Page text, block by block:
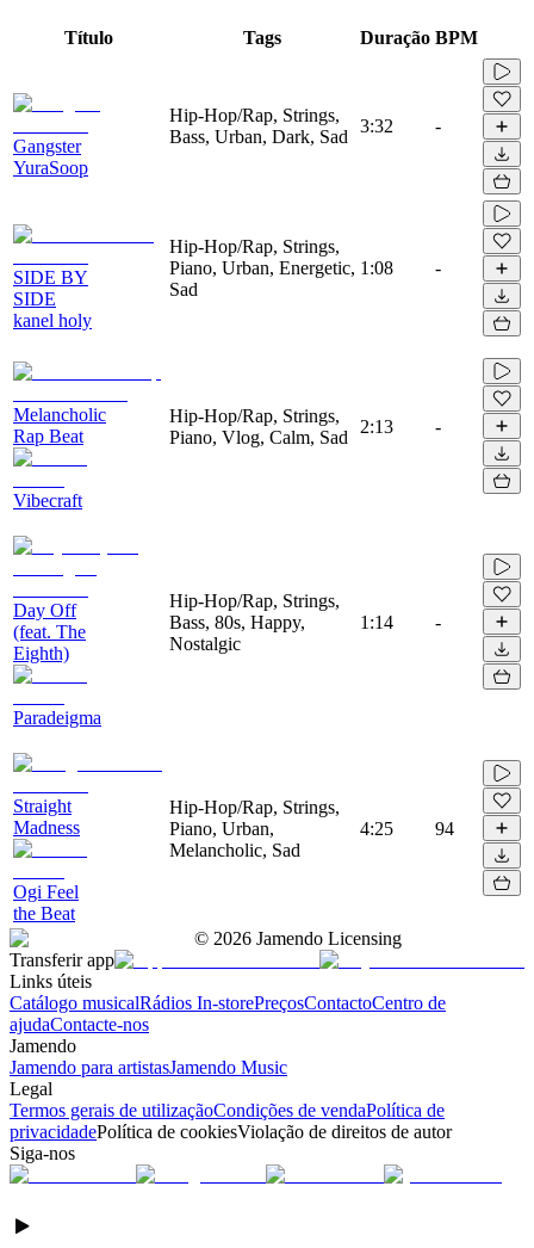
Título Tags Duração BPM
Gangster
YuraSoop
Hip-Hop/Rap, Strings,
Bass, Urban, Dark, Sad
3:32 -
SIDE BY
SIDE
kanel holy
Hip-Hop/Rap, Strings,
Piano, Urban, Energetic,
Sad
1:08 -
Melancholic
Rap Beat
Vibecraft
Hip-Hop/Rap, Strings,
Piano, Vlog, Calm, Sad
2:13 -
Day Off
(feat. The
Eighth)
Paradeigma
Hip-Hop/Rap, Strings,
Bass, 80s, Happy,
Nostalgic
1:14 -
Straight
Madness
Ogi Feel
the Beat
Hip-Hop/Rap, Strings,
Piano, Urban,
Melancholic, Sad
4:25 94
© 2026 Jamendo Licensing
Transferir app
Links úteis
Catálogo musicalRádios In-storePreçosContactoCentro de
ajudaContacte-nos
Jamendo
Jamendo para artistasJamendo Music
Legal
Termos gerais de utilizaçãoCondições de vendaPolítica de
privacidadePolítica de cookiesViolação de direitos de autor
Siga-nos